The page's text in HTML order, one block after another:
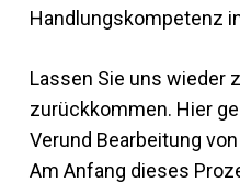
Handlungskompetenz
Lassen Sie uns wieder
zurückkommen. Hier
Verund Bearbeitung
Am Anfang dieses